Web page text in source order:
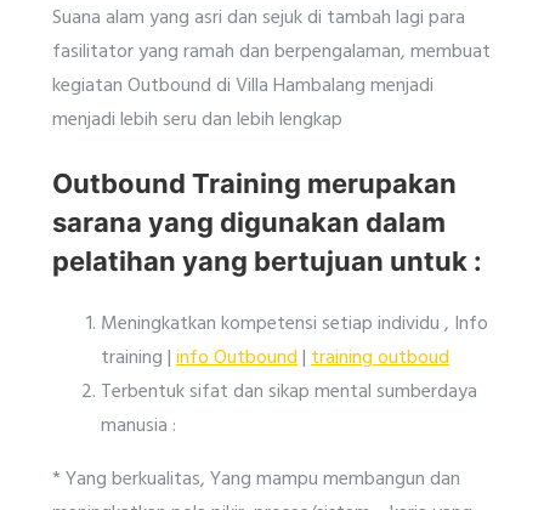
Suana alam yang asri dan sejuk di tambah lagi para
fasilitator yang ramah dan berpengalaman, membuat
kegiatan Outbound di Villa Hambalang menjadi
menjadi lebih seru dan lebih lengkap
Outbound Training merupakan
sarana yang digunakan dalam
pelatihan yang bertujuan untuk :
Meningkatkan kompetensi setiap individu , Info
training |info Outbound|training outboud
Terbentuk sifat dan sikap mental sumberdaya
manusia :
* Yang berkualitas, Yang mampu membangun dan